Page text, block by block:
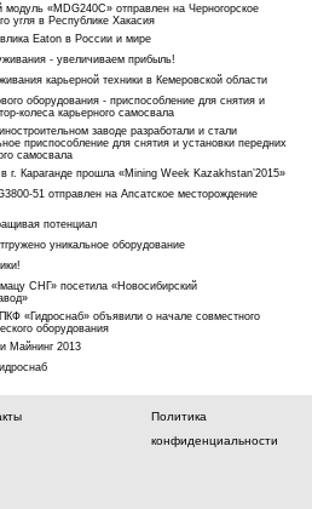
«MDG240C» отправлен на Черногорское
угля в Республике Хакасия
Eaton в России и мире
- увеличиваем прибыль!
карьерной техники в Кемеровской области
оборудования - приспособление для снятия и
колеса карьерного самосвала
заводе разработали и стали
приспособление для снятия и установки передних
самосвала
г. Караганде прошла «Mining Week Kazakhstan’2015»
51 отправлен на Апсатское месторождение
потенциал
уникальное оборудование
СНГ» посетила «Новосибирский
«Гидроснаб» объявили о начале совместного
оборудования
Майнинг 2013
Политика
конфиденциальности